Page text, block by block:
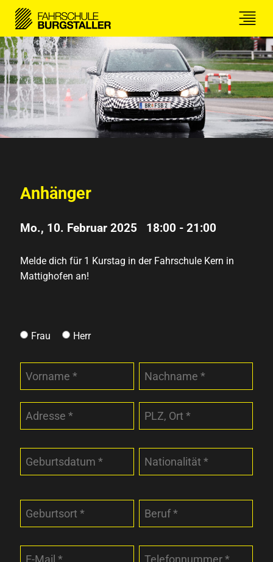
Anhänger
Mo., 10. Februar 2025 18:00 - 21:00
Melde dich für 1 Kurstag in der Fahrschule Kern in
Mattighofen an!
Frau Herr